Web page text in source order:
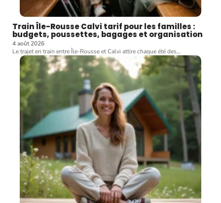
Train Île-Rousse Calvi tarif pour les familles :
budgets, poussettes, bagages et organisation
4 août 2026
Le trajet en train entre Île-Rousse et Calvi attire chaque été des…